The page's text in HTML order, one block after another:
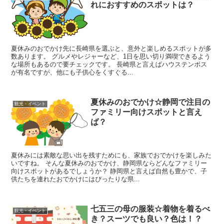
れにおすすめのスポットは？
夏休みのおでかけ先に長崎県を選ぶと、意外と楽しめるスポットが多
数あります。 グルメやレジャーなど、1日を思い切り満喫できるよう
な場所もあるので要チェックです。 長崎県と言えばハウステンボス
が有名ですが、他にも子供心をくすぐる...
観光・イベント
夏休みのおでかけ☆静岡で注目の
ファミリー向けスポットと言え
ば？
夏休みには素敵な思い出を残すためにも、家族でおでかけを楽しみた
いですね。 そんな夏休みのおでかけ、静岡県ならどんなファミリー
向けスポットがあるでしょうか？ 静岡県と言えば自然も豊かで、子
供たちを連れたおでかけにはぴったりな県...
観光・イベント
七五三の母の服装☆着物を着るべ
き？スーツでも良い？色は！？